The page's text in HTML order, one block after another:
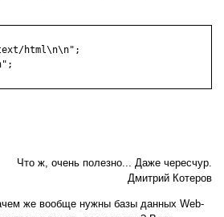
html\n\n";
Что ж, очень полезно... Даже чересчур.
Дмитрий Котеров
же вообще нужны базы данных Web-